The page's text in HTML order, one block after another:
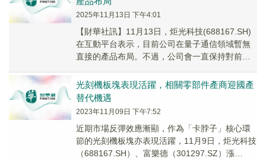
2025年11月13日 下午4:01
【財華社訊】11月13日，炬光科技(688167.SH)
在互動平台表示，目前公司在量子通信領域暫無
直接的產品布局。不過，公司會一直保持對前沿
光刻機板塊表現活躍，相關零部件產商迎國產
替代機遇
2023年11月09日 下午7:52
近期市場反彈效應漸顯，作為「卡脖子」核心環
節的光刻機板塊亦表現活躍，11月9日，炬光科技
（688167.SH）、富樂德（301297.SZ）漲